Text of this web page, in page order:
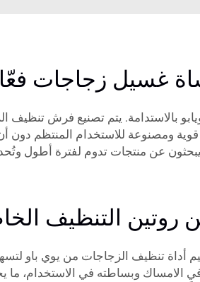
غسيل زجاجات
بالاستدامة. يتم تصنيع فرش تنظيف
ومصنوعة للاستخدام المنتظم دون أن
عن منتجات تدوم لفترة أطول
روتين التنظيف
أداة تنظيف الزجاجات من يوي باو
الامساك وبساطته في الاستخدام، ما